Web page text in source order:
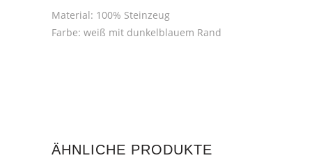
Material: 100% Steinzeug
Farbe: weiß mit dunkelblauem Rand
ÄHNLICHE PRODUKTE